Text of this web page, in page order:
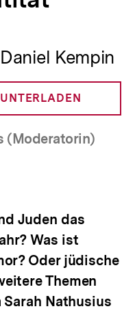
Kempin
(Moderatorin)
Juden das
Was ist
Oder jüdische
Themen
Nathusius